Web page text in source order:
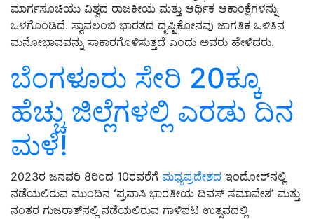
ಮಾರ್ಗಸೂಚಿಯು ವಿಶ್ವದ ರಾಜಕೀಯ ಮತ್ತು ಆರ್ಥಿಕ ಆಕಾಂಕ್ಷೆಗಳನ್ನು
ಒಳಗೊಂಡಿದೆ. ಸ್ವಾವಲಂಬಿ ಭಾರತದ ದೃಷ್ಟಿಕೋನವು ಜಾಗತಿಕ ಒಳಿತಿನ
ಮನೋಭಾವವನ್ನು ಸಾಕಾರಗೊಳಿಸುತ್ತದೆ ಎಂದು ಅವರು ಹೇಳಿದರು.
ಬೆಂಗಳೂರು ಸೇರಿ 20ಕ್ಕೂ
ಹೆಚ್ಚು ಜಿಲ್ಲೆಗಳಲ್ಲಿ ಎರಡು ದಿನ
ಮಳೆ!
2023ರ ಜನವರಿ 8ರಿಂದ 10ರವರೆಗೆ ಮಧ್ಯಪ್ರದೇಶದ ಇಂದೋರ್‌ನಲ್ಲಿ
ನಡೆಯಲಿರುವ ಮುಂದಿನ ʻಪ್ರವಾಸಿ ಭಾರತೀಯ ದಿವಸ್ ಸಮಾವೇಶʼ ಮತ್ತು
ನಂತರ ಗುಜರಾತ್‌ನಲ್ಲಿ ನಡೆಯಲಿರುವ ಗಾಳಿಪಟ ಉತ್ಸವದಲ್ಲಿ